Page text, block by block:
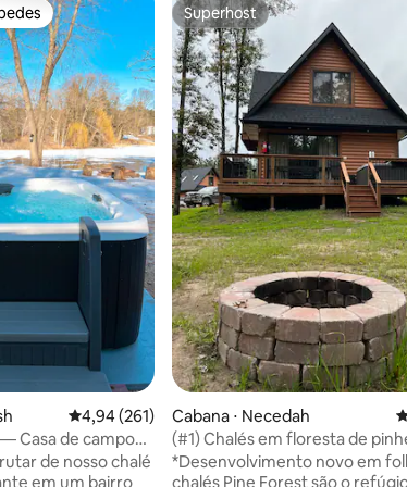
avaliações
dos hóspedes
4,94 de uma avaliação média de 5, 261
4,94 (261)
Casa de campo
de
de nosso chalé
em um bairro
Superhost
Superhost
Cabana ⋅ Necedah
(#1) Chalés em floresta de
*Desenvolvimento novo em
chalés Pine Forest são o